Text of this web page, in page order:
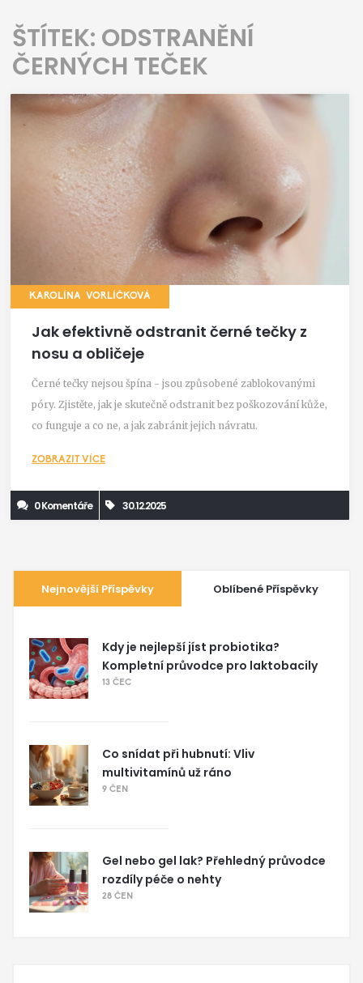
ŠTÍTEK: ODSTRANĚNÍ
ČERNÝCH TEČEK
KAROLÍNA VORLÍČKOVÁ
Jak efektivně odstranit černé tečky z
nosu a obličeje
Černé tečky nejsou špína - jsou způsobené zablokovanými
póry. Zjistěte, jak je skutečně odstranit bez poškozování kůže,
co funguje a co ne, a jak zabránit jejich návratu.
ZOBRAZIT VÍCE
0 Komentáře 30.12.2025
Nejnovější Příspěvky Oblíbené Příspěvky
Kdy je nejlepší jíst probiotika?
Kompletní průvodce pro laktobacily
13 ČEC
Co snídat při hubnutí: Vliv
multivitamínů už ráno
9 ČEN
Gel nebo gel lak? Přehledný průvodce
rozdíly péče o nehty
28 ČEN